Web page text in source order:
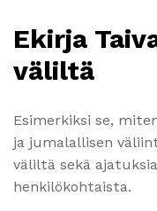
Ekirja
väliltä
Esimerkiksi se,
ja jumalallisen
väliltä sekä
henkilökohtaista.